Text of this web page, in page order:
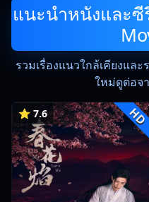
แนะนำหนังและซี
รวมเรื่องแนวใกล้เคียงแล
ใหม่ดูต่อจ
⭐ 7.6 HD